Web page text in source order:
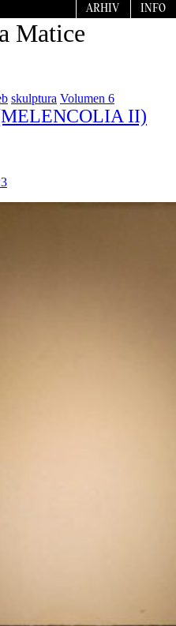
ARHIV INFO
Matice
skulptura Volumen 6
II)